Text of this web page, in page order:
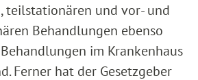
teilstationären und vor- und
Behandlungen ebenso
im Krankenhaus
Ferner hat der Gesetzgeber